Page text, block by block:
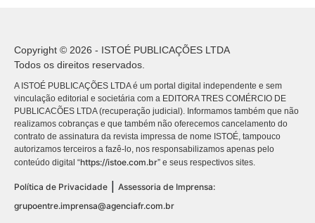
Copyright © 2026 - ISTOÉ PUBLICAÇÕES LTDA
Todos os direitos reservados.
A ISTOÉ PUBLICAÇÕES LTDA é um portal digital independente e sem
vinculação editorial e societária com a EDITORA TRES COMÉRCIO DE
PUBLICACÕES LTDA (recuperação judicial). Informamos também que não
realizamos cobranças e que também não oferecemos cancelamento do
contrato de assinatura da revista impressa de nome ISTOÉ, tampouco
autorizamos terceiros a fazê-lo, nos responsabilizamos apenas pelo
conteúdo digital “https://istoe.com.br” e seus respectivos sites.
Política de Privacidade
Assessoria de Imprensa:
grupoentre.imprensa@agenciafr.com.br